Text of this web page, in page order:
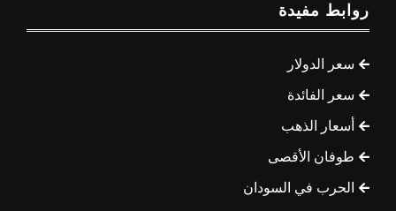
روابط مفيدة
سعر الدولار
سعر الفائدة
أسعار الذهب
طوفان الأقصى
الحرب في السودان